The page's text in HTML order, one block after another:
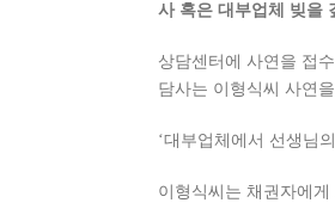
사 혹은 대부업체 빚을
상담센터에 사연을 접
담사는 이형식씨 사연
‘대부업체에서 선생님
이형식씨는 채권자에